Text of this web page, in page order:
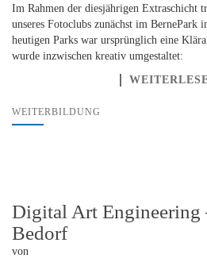
Im Rahmen der diesjährigen Extraschicht
unseres Fotoclubs zunächst im BernePark
heutigen Parks war ursprünglich eine
wurde inzwischen kreativ umgestaltet:
WEITERBILDUNG
Digital Art Engineering
Bedorf
von